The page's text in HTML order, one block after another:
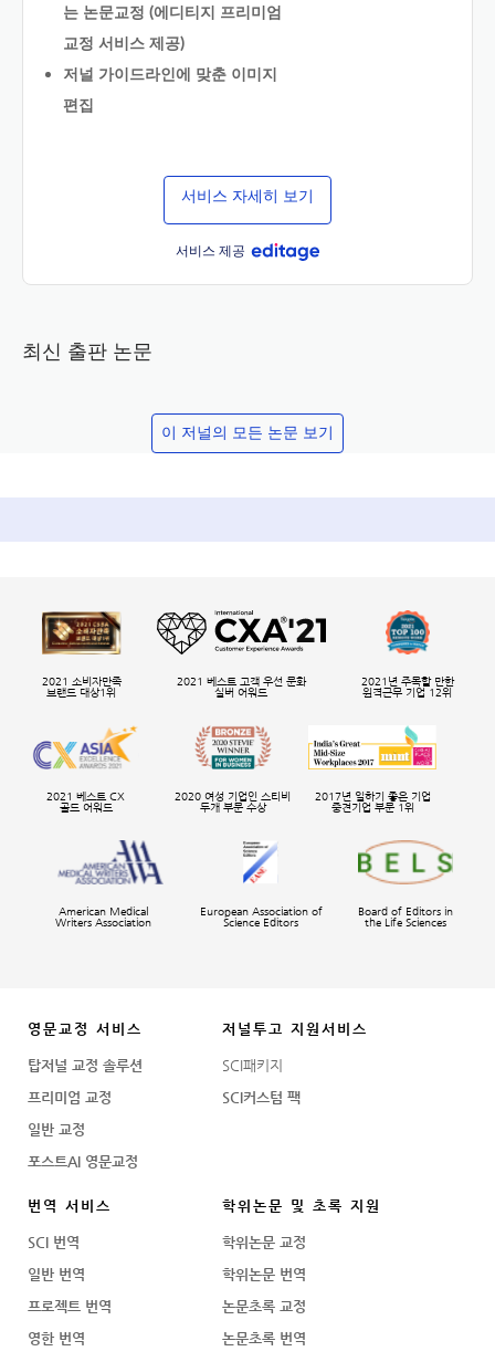
는 논문교정 (에디티지 프리미엄
교정 서비스 제공)
저널 가이드라인에 맞춘 이미지
편집
서비스 자세히 보기
서비스 제공
최신 출판 논문
이 저널의 모든 논문 보기